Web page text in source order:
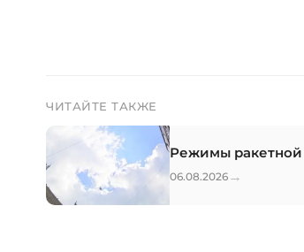
ЧИТАЙТЕ ТАКЖЕ
Режимы ракетной
06.08.2026 →